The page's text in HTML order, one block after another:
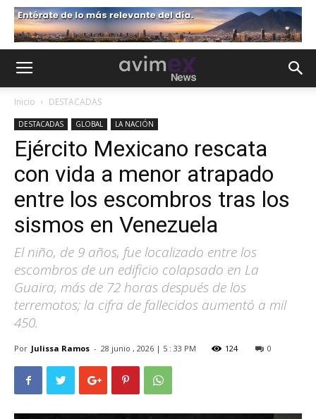
Inicio DESTACADAS
DESTACADAS GLOBAL LA NACIÓN
Ejército Mexicano rescata
con vida a menor atrapado
entre los escombros tras los
sismos en Venezuela
El niño, de 9 años, fue localizado entre los
escombros de un edificio colapsado en La
Guaira, más de 72 horas después de los
terremotos; la cifra de fallecidos aumentó a mil
450.
Por Julissa Ramos - 28 junio , 2026 | 5 : 33 PM 124 0